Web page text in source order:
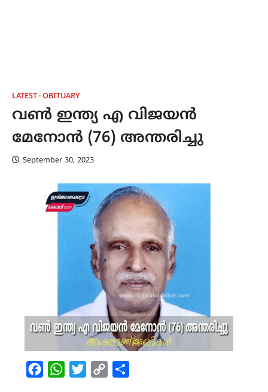
LATEST OBITUARY
വൺ ഇന്ത്യ എ വിജയൻ
മേനോൻ (76) അന്തരിച്ചു
September 30, 2023
FacebookWhatsAppTwitterCopy